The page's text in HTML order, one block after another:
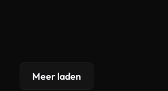
Meer laden